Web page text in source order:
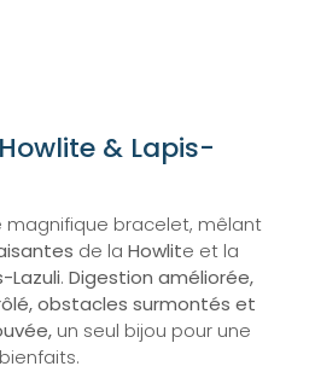
& Lapis-
magnifique bracelet, mêlant
de la Howlite et la
Lazuli. Digestion améliorée,
obstacles surmontés et
un seul bijou pour une